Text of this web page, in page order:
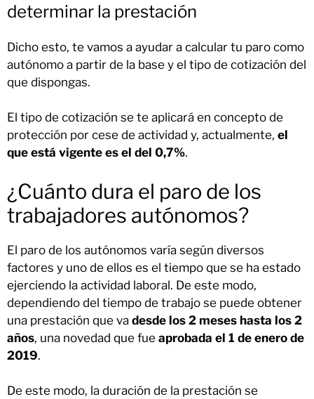
determinar la prestación
Dicho esto, te vamos a ayudar a calcular tu paro como
autónomo a partir de la base y el tipo de cotización del
que dispongas.
El tipo de cotización se te aplicará en concepto de
protección por cese de actividad y, actualmente, el
que está vigente es el del 0,7%.
¿Cuánto dura el paro de los
trabajadores autónomos?
El paro de los autónomos varía según diversos
factores y uno de ellos es el tiempo que se ha estado
ejerciendo la actividad laboral. De este modo,
dependiendo del tiempo de trabajo se puede obtener
una prestación que va desde los 2 meses hasta los 2
años, una novedad que fue aprobada el 1 de enero de
2019.
De este modo, la duración de la prestación se